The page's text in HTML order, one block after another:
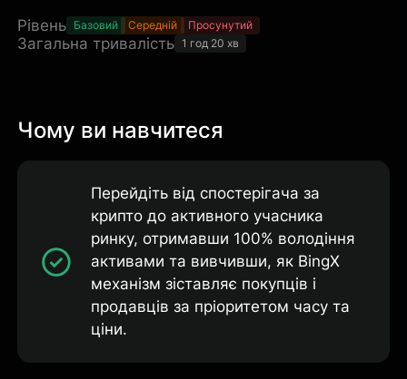
Рівень Базовий Середній Просунутий
Загальна тривалість 1 год 20 хв
Чому ви навчитеся
Перейдіть від спостерігача за
крипто до активного учасника
ринку, отримавши 100% володіння
активами та вивчивши, як BingX
механізм зіставляє покупців і
продавців за пріоритетом часу та
ціни.